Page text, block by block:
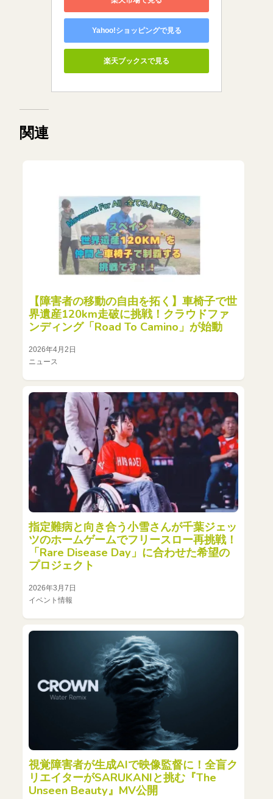
Yahoo!ショッピングで見る
楽天ブックスで見る
関連
【障害者の移動の自由を拓く】車椅子で世
界遺産120km走破に挑戦！クラウドファ
ンディング「Road To Camino」が始動
2026年4月2日
ニュース
指定難病と向き合う小雪さんが千葉ジェッ
ツのホームゲームでフリースロー再挑戦！
「Rare Disease Day」に合わせた希望の
プロジェクト
2026年3月7日
イベント情報
視覚障害者が生成AIで映像監督に！全盲ク
リエイターがSARUKANIと挑む『The
Unseen Beauty』MV公開